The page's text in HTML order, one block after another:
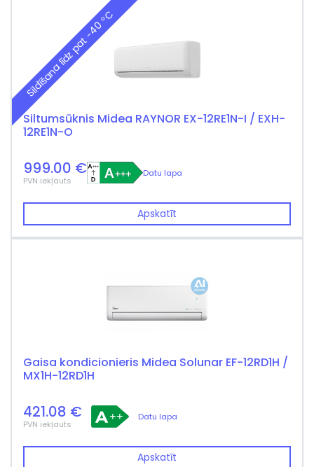
Sildīšana līdz pat -40 °C
Siltumsūknis Midea RAYNOR EX-12RE1N-I / EXH-
12RE1N-O
999.00 €
PVN iekļauts
Datu lapa
Apskatīt
Gaisa kondicionieris Midea Solunar EF-12RD1H /
MX1H-12RD1H
421.08 €
PVN iekļauts
Datu lapa
Apskatīt